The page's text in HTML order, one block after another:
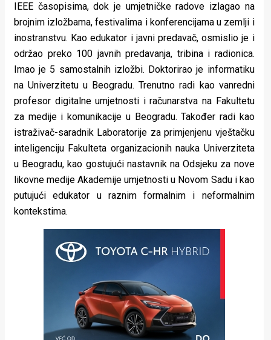
IEEE časopisima, dok je umjetničke radove izlagao na
brojnim izložbama, festivalima i konferencijama u zemlji i
inostranstvu. Kao edukator i javni predavač, osmislio je i
održao preko 100 javnih predavanja, tribina i radionica.
Imao je 5 samostalnih izložbi. Doktorirao je informatiku
na Univerzitetu u Beogradu. Trenutno radi kao vanredni
profesor digitalne umjetnosti i računarstva na Fakultetu
za medije i komunikacije u Beogradu. Također radi kao
istraživač-saradnik Laboratorije za primjenjenu vještačku
inteligenciju Fakulteta organizacionih nauka Univerziteta
u Beogradu, kao gostujući nastavnik na Odsjeku za nove
likovne medije Akademije umjetnosti u Novom Sadu i kao
putujući edukator u raznim formalnim i neformalnim
kontekstima.